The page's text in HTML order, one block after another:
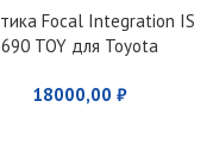
Focal Integration IS
690 TOY для Toyota
18000,00 ₽